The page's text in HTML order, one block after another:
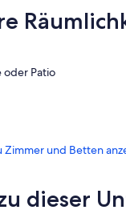
oder Patio
Zimmer und Betten
dieser